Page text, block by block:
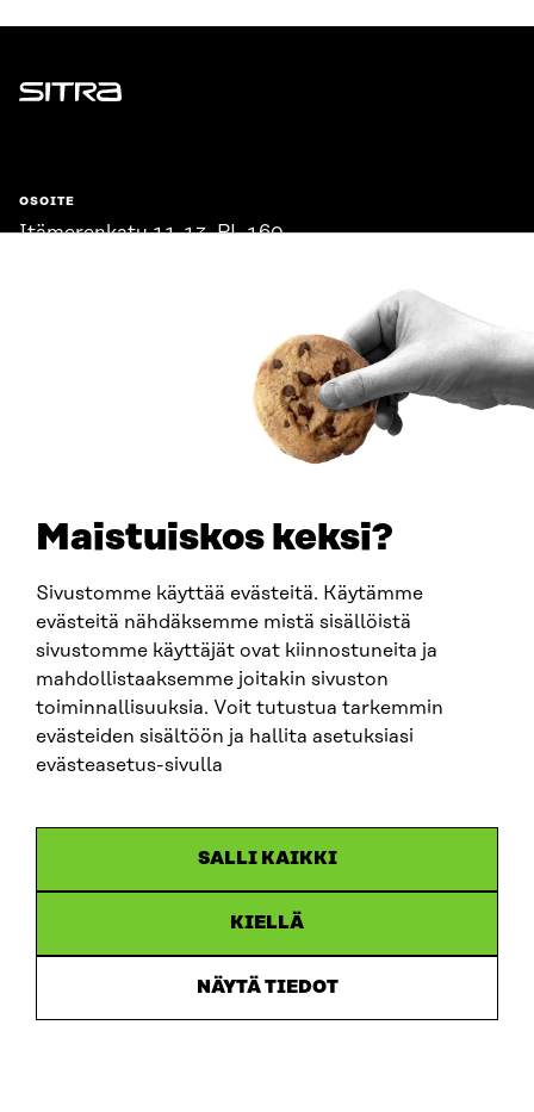
Maistuiskos keksi?
Sivustomme käyttää evästeitä. Käytämme
evästeitä nähdäksemme mistä sisällöistä
sivustomme käyttäjät ovat kiinnostuneita ja
mahdollistaaksemme joitakin sivuston
toiminnallisuuksia. Voit tutustua tarkemmin
evästeiden sisältöön ja hallita asetuksiasi
evästeasetus-sivulla
SALLI KAIKKI
KIELLÄ
NÄYTÄ TIEDOT
Sitra
OSOITE
Itämerenkatu 11-13, PL 160,
SITRA SOSIAALISESSA MEDIASSA
LinkedIn
Instagram
YouTube
Saavutettavuusseloste
Asiakirjajulkisuus